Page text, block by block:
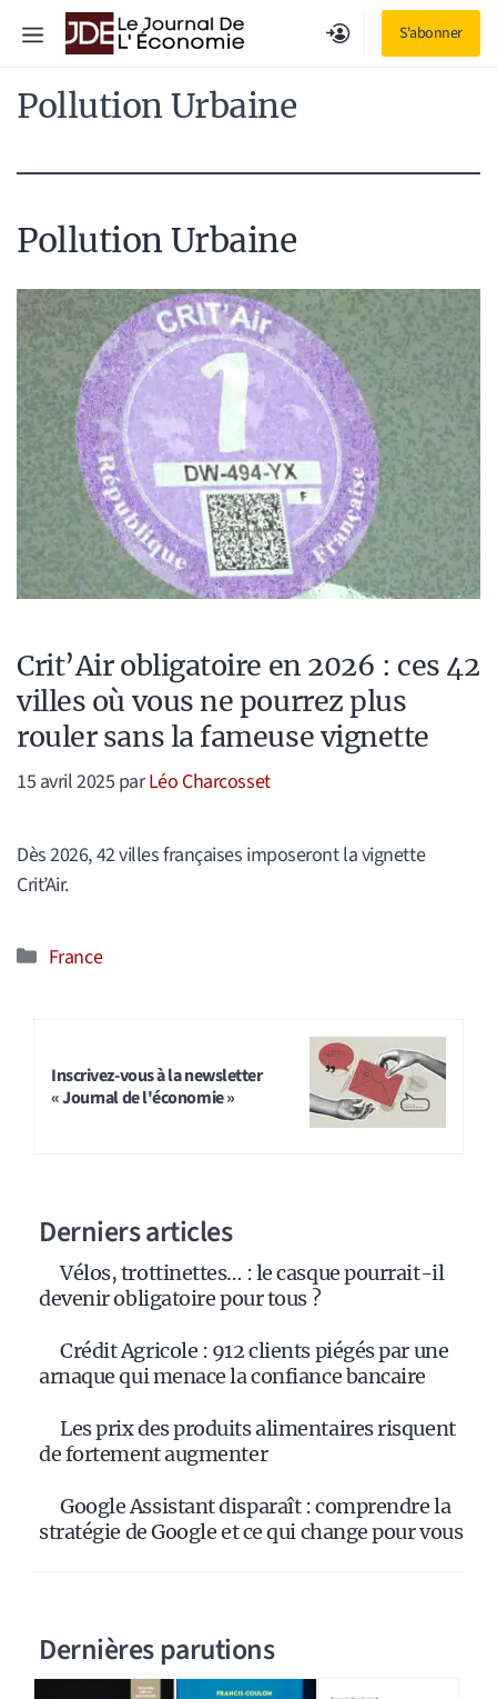
S'abonner
Menu
Pollution Urbaine
Pollution Urbaine
Crit’Air obligatoire en 2026 : ces 42
villes où vous ne pourrez plus
rouler sans la fameuse vignette
15 avril 2025 parLéo Charcosset
Dès 2026, 42 villes françaises imposeront la vignette
Crit’Air.
Catégories
France
Inscrivez-vous à la newsletter
« Journal de l'économie »
Derniers articles
Vélos, trottinettes… : le casque pourrait-il
devenir obligatoire pour tous ?
Crédit Agricole : 912 clients piégés par une
arnaque qui menace la confiance bancaire
Les prix des produits alimentaires risquent
de fortement augmenter
Google Assistant disparaît : comprendre la
stratégie de Google et ce qui change pour vous
Dernières parutions